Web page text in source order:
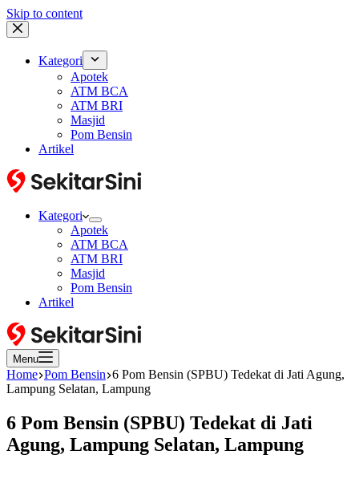
Skip to content
Kategori
Apotek
ATM BCA
ATM BRI
Masjid
Pom Bensin
Artikel
Kategori
Apotek
ATM BCA
ATM BRI
Masjid
Pom Bensin
Artikel
Menu
Home Pom Bensin 6 Pom Bensin (SPBU) Tedekat di Jati Agung,
Lampung Selatan, Lampung
6 Pom Bensin (SPBU) Tedekat di Jati
Agung, Lampung Selatan, Lampung